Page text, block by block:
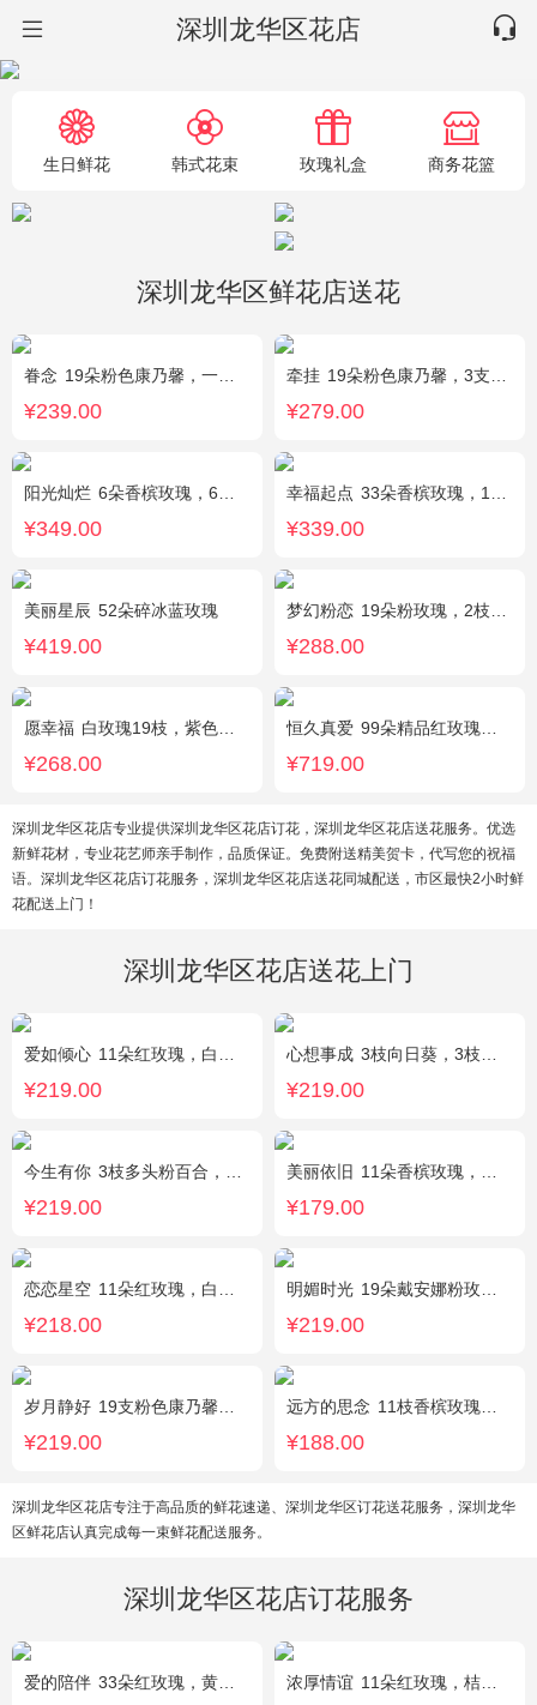
深圳龙华区花店
生日鲜花 韩式花束 玫瑰礼盒 商务花篮
深圳龙华区鲜花店送花
眷念 19朵粉色康乃馨，一条灯带，满天星、绿叶搭配
¥239.00
牵挂 19朵粉色康乃馨，3支多头粉百合，黄莺搭配
¥279.00
阳光灿烂 6朵香槟玫瑰，6朵粉玫瑰，3朵向日葵，2枝多头白百合，1枝多头粉百合，绿叶
¥349.00
幸福起点 33朵香槟玫瑰，1条灯带，满天星、绿叶搭配
¥339.00
美丽星辰 52朵碎冰蓝玫瑰
¥419.00
梦幻粉恋 19朵粉玫瑰，2枝白色香水百合、尤加利叶搭配
¥288.00
愿幸福 白玫瑰19枝，紫色勿忘我围绕。
¥268.00
恒久真爱 99朵精品红玫瑰，粉色相思梅丰满围边，搭配皇冠、黑色缎带装饰
¥719.00
深圳龙华区花店专业提供深圳龙华区花店订花，深圳龙华区花店送花服务。优选
新鲜花材，专业花艺师亲手制作，品质保证。免费附送精美贺卡，代写您的祝福
语。深圳龙华区花店订花服务，深圳龙华区花店送花同城配送，市区最快2小时鲜
花配送上门！
深圳龙华区花店送花上门
爱如倾心 11朵红玫瑰，白色满天星间插，一条灯带，一对小熊、黄莺或尤加利叶搭配
¥219.00
心想事成 3枝向日葵，3枝香槟玫瑰，搭配桔梗、尤加利叶
¥219.00
今生有你 3枝多头粉百合，5枝红玫瑰，点缀情人草叶材作成精美的 花瓶花插
¥219.00
美丽依旧 11朵香槟玫瑰，搭配石竹梅间插。
¥179.00
恋恋星空 11朵红玫瑰，白色满天星丰满搭配，红豆点缀，一条灯带，搭配2只小熊
¥218.00
明媚时光 19朵戴安娜粉玫瑰，尤加利丰满间插，粉色满天星点缀
¥219.00
岁月静好 19支粉色康乃馨，1枝白色多头百合，搭配满天星、黄莺装饰。
¥219.00
远方的思念 11枝香槟玫瑰单独包装，绿叶丰满。
¥188.00
深圳龙华区花店专注于高品质的鲜花速递、深圳龙华区订花送花服务，深圳龙华
区鲜花店认真完成每一束鲜花配送服务。
深圳龙华区花店订花服务
爱的陪伴 33朵红玫瑰，黄莺间插点缀，白色满天星外围点缀搭配 浓厚情谊 11朵红玫瑰，桔梗、红豆、绿叶搭配